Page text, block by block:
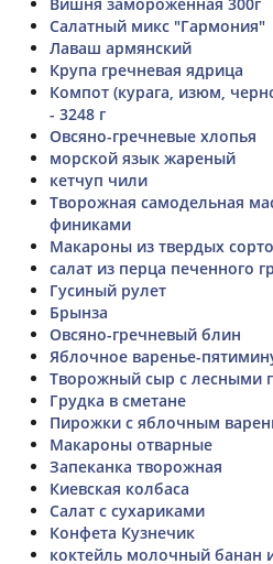
Салатный микс "Гармония"
Лаваш армянский
Крупа гречневая ядрица
Компот (курага, изюм,
- 3248 г
Овсяно-гречневые хлопья
морской язык жареный
кетчуп чили
Творожная самодельная
финиками
Макароны из твердых
салат из перца печенного
Гусиный рулет
Брынза
Овсяно-гречневый блин
Яблочное варенье-
Творожный сыр с лесными
Грудка в сметане
Пирожки с яблочным
Макароны отварные
Запеканка творожная
Киевская колбаса
Салат с сухариками
Конфета Кузнечик
коктейль молочный банан